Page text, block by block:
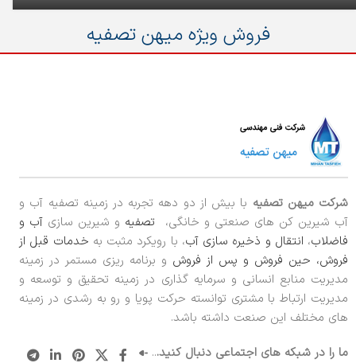
فروش ویژه میهن تصفیه
شرکت میهن تصفیه با بیش از دو دهه تجربه در زمینه تصفیه آب و
آب شیرین کن های صنعتی و خانگی،
تصفیه و شیرین سازی آب و
فاضلاب، انتقال و ذخیره سازی آب، با رویکرد مثبت به خدمات قبل از
فروش، حین فروش و پس از فروش و برنامه ریزی مستمر در زمینه
مدیریت منابع انسانی و سرمایه گذاری در زمینه تحقیق و توسعه و
مدیریت ارتباط با مشتری توانسته حرکت پویا و رو به رشدی در زمینه
های مختلف این صنعت داشته باشد.
ما را در شبکه های اجتماعی دنبال کنید...